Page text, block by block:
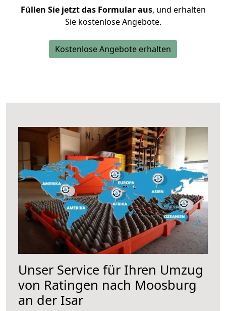
Füllen Sie jetzt das Formular aus, und erhalten
Sie kostenlose Angebote.
Kostenlose Angebote erhalten
Unser Service für Ihren Umzug
von Ratingen nach Moosburg
an der Isar